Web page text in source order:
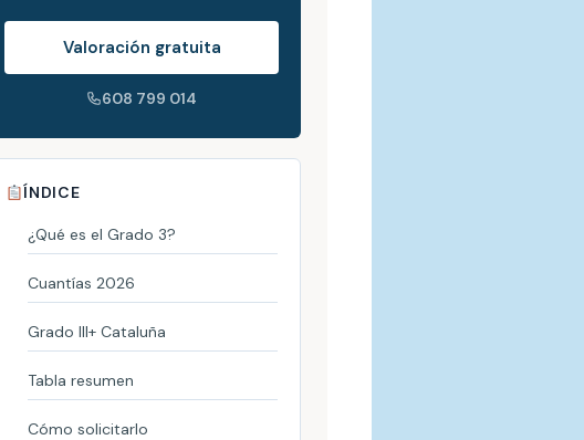
Valoración gratuita
608 799 014
ÍNDICE
¿Qué es el Grado 3?
Cuantías 2026
Grado III+ Cataluña
Tabla resumen
Cómo solicitarlo